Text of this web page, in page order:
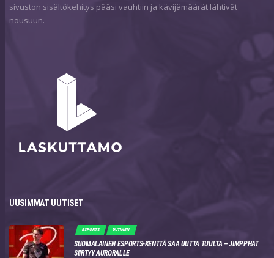
sivuston sisältökehitys pääsi vauhtiin ja kävijämäärät lähtivät
nousuun.
UUSIMMAT UUTISET
ESPORTS UUTINEN
SUOMALAINEN ESPORTS-KENTTÄ SAA UUTTA TUULTA – JIMPPHAT
SIIRTYY AURORALLE